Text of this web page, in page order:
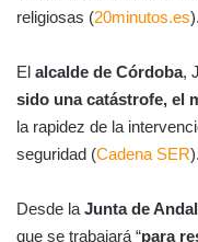
religiosas (20minutos.es).
El alcalde de Córdoba,
sido una catástrofe, el
la rapidez de la
seguridad (Cadena SER).
Desde la Junta de
que se trabajará “para